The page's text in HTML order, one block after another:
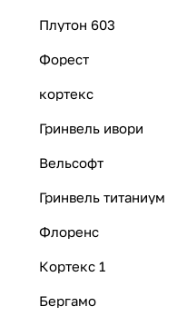
Плутон 603
Форест
кортекс
Гринвель ивори
Вельсофт
Гринвель титаниум
Флоренс
Кортекс 1
Бергамо